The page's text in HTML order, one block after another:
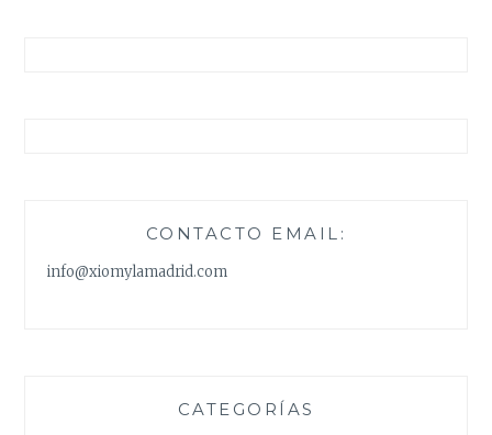
CONTACTO EMAIL:
info@xiomylamadrid.com
CATEGORÍAS